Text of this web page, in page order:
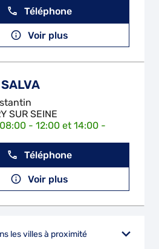
Téléphone
Voir plus
SUR SEINE
- 12:00 et 14:00 -
Téléphone
Voir plus
les villes à proximité